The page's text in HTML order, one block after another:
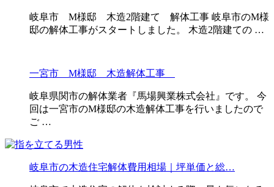
岐阜市 M様邸 木造2階建て 解体工事 岐阜市のM様
邸の解体工事がスタートしました。 木造2階建ての …
一宮市 M様邸 木造解体工事
岐阜県関市の解体業者『馬場興業株式会社』です。 今
回は一宮市のM様邸の木造解体工事を行いましたので
ご …
岐阜市の木造住宅解体費用相場｜坪単価と総…